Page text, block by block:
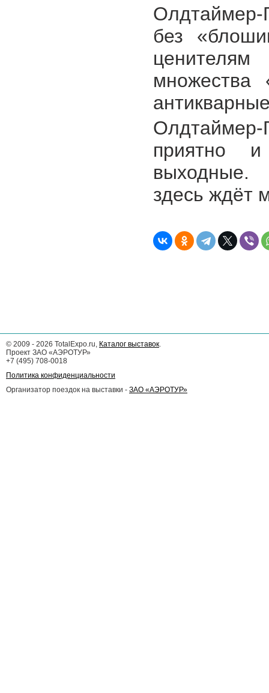
Олдтаймер-
без
множества
приятно
выходные.
здесь ждёт
© 2009 - 2026 TotalExpo.ru, Каталог выставок.
Проект ЗАО «АЭРОТУР»
+7 (495) 708-0018
Политика конфиденциальности
Организатор поездок на выставки - ЗАО «АЭРОТУР»